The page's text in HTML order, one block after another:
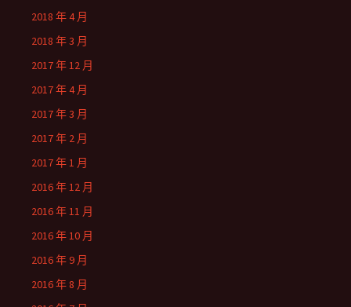
2018 年 4 月
2018 年 3 月
2017 年 12 月
2017 年 4 月
2017 年 3 月
2017 年 2 月
2017 年 1 月
2016 年 12 月
2016 年 11 月
2016 年 10 月
2016 年 9 月
2016 年 8 月